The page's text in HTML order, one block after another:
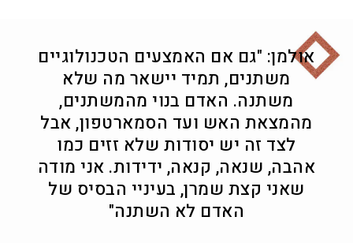
אולמן: "גם אם האמצעים הטכנולוגיים
משתנים, תמיד יישאר מה שלא
משתנה. האדם בנוי מהמשתנים,
מהמצאת האש ועד הסמארטפון, אבל
לצד זה יש יסודות שלא זזים כמו
אהבה, שנאה, קנאה, ידידות. אני מודה
שאני קצת שמרן, בעיניי הבסיס של
האדם לא השתנה"